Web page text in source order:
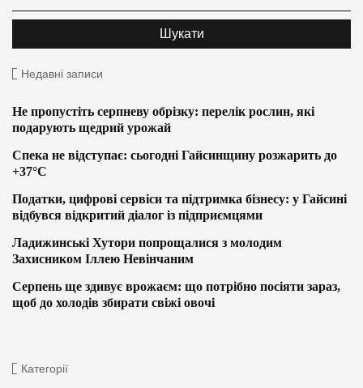
Недавні записи
Не пропустіть серпневу обрізку: перелік рослин, які
подарують щедрий урожай
Спека не відступає: сьогодні Гайсинщину розжарить до
+37°C
Податки, цифрові сервіси та підтримка бізнесу: у Гайсині
відбувся відкритий діалог із підприємцями
Ладижинські Хутори попрощалися з молодим
Захисником Іллею Невінчаним
Серпень ще здивує врожаєм: що потрібно посіяти зараз,
щоб до холодів збирати свіжі овочі
Категорії